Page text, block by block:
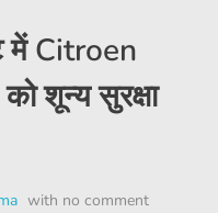
में Citroen
शून्य सुरक्षा
with no comment